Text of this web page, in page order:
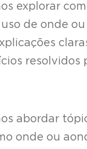
explorar com
de onde ou
resolvidos
abordar
onde ou